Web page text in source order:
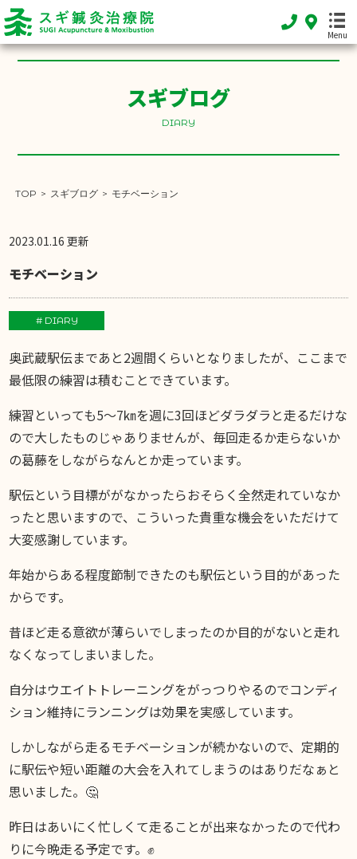
Menu
ホーム
HOME
FEATURE
スギブログ
DIARY
スギブログ
DIARY
TOP > スギブログ > モチベーション
2023.01.16 更新
モチベーション
# DIARY
奥武蔵駅伝まであと2週間くらいとなりましたが、ここまで
最低限の練習は積むことできています。
練習といっても5〜7㎞を週に3回ほどダラダラと走るだけな
ので大したものじゃありませんが、毎回走るか走らないか
の葛藤をしながらなんとか走っています。
駅伝という目標ががなかったらおそらく全然走れていなか
ったと思いますので、こういった貴重な機会をいただけて
大変感謝しています。
年始からある程度節制できたのも駅伝という目的があった
からです。
昔ほど走る意欲が薄らいでしまったのか目的がないと走れ
なくなってしまいました。
自分はウエイトトレーニングをがっつりやるのでコンディ
ション維持にランニングは効果を実感しています。
しかしながら走るモチベーションが続かないので、定期的
に駅伝や短い距離の大会を入れてしまうのはありだなぁと
思いました。🤔
昨日はあいにく忙しくて走ることが出来なかったので代わ
りに今晩走る予定です。✊